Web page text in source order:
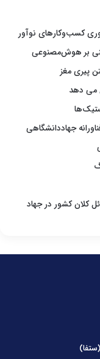
کسب‌وکارهای نوآور
بر هوش‌مصنوعی
پیری مغز
می دهد
جهاددانشگاهی
کلان کشور در جهاد